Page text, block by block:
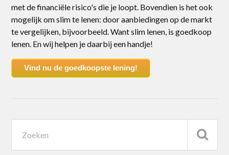
met de financiële risico's die je loopt. Bovendien is het ook
mogelijk om slim te lenen: door aanbiedingen op de markt
te vergelijken, bijvoorbeeld. Want slim lenen, is goedkoop
lenen. En wij helpen je daarbij een handje!
Vind nu de goedkoopste lening!